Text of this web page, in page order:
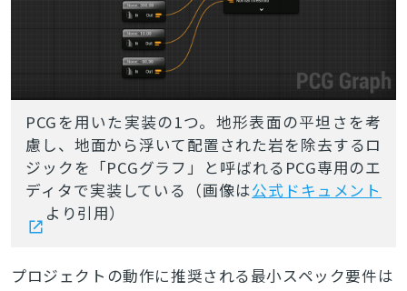
PCGを用いた実装の1つ。地形表面の平坦さを考
慮し、地面から浮いて配置された岩を除去するロ
ジックを「PCGグラフ」と呼ばれるPCG専用のエ
ディタで実装している（画像は公式ドキュメント
より引用）
プロジェクトの動作に推奨される最小スペック要件は